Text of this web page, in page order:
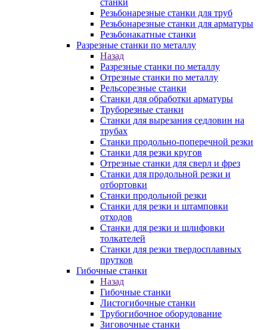
станки
Резьбонарезные станки для труб
Резьбонарезные станки для арматуры
Резьбонакатные станки
Разрезные станки по металлу
Назад
Разрезные станки по металлу
Отрезные станки по металлу
Рельсорезные станки
Станки для обработки арматуры
Труборезные станки
Станки для вырезания седловин на
трубаx
Станки продольно-поперечной резки
Станки для резки кругов
Отрезные станки для сверл и фрез
Станки для продольной резки и
отбортовки
Станки продольной резки
Станки для резки и штамповки
отходов
Станки для резки и шлифовки
толкателей
Станки для резки твердосплавных
прутков
Гибочные станки
Назад
Гибочные станки
Листогибочные станки
Трубогибочное оборудование
Зиговочные станки